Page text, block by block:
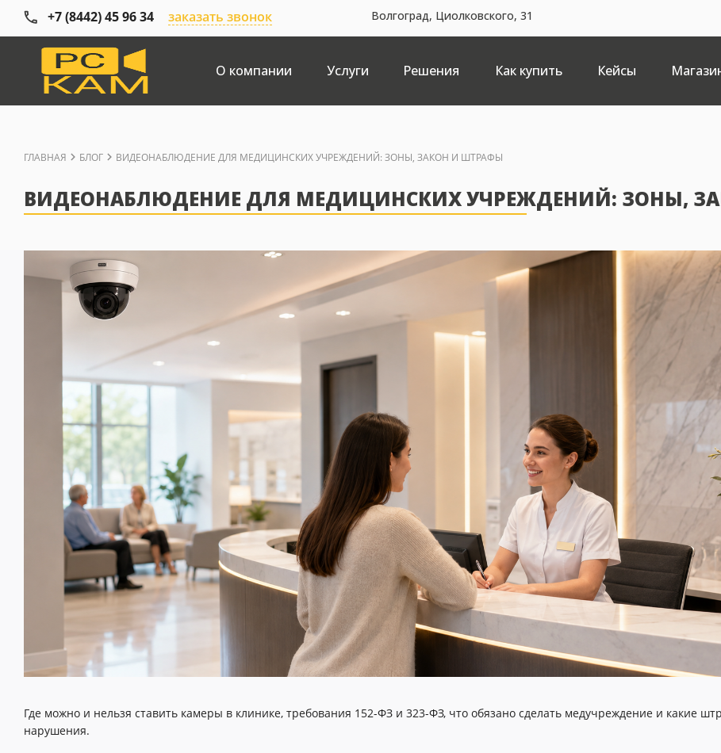
+7 (8442) 45 96 34 заказать звонок Волгоград, Циолковского, 31
О компании Услуги Решения Как купить Кейсы
ГЛАВНАЯ БЛОГ ВИДЕОНАБЛЮДЕНИЕ ДЛЯ МЕДИЦИНСКИХ УЧРЕЖДЕНИЙ: ЗОНЫ, ЗАКОН И ШТРАФЫ
ВИДЕОНАБЛЮДЕНИЕ ДЛЯ МЕДИЦИНСКИХ УЧРЕЖДЕНИЙ: ЗОНЫ,
Где можно и нельзя ставить камеры в клинике, требования 152-ФЗ и 323-ФЗ, что обязано сделать медучреждение и какие
нарушения.